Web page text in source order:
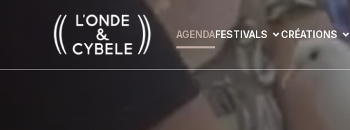
AGENDAFESTIVALS CRÉATIONS